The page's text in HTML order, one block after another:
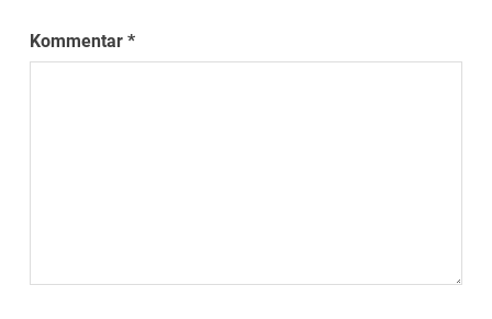
Kommentar*